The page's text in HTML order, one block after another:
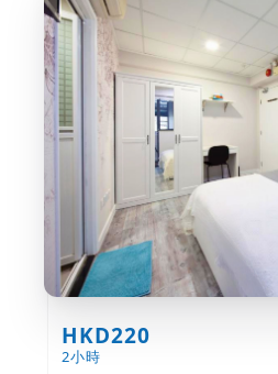
HKD220
2小時